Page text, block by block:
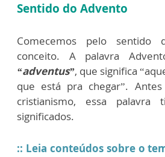
Sentido do Advento
Comecemos pelo
conceito. A palavra
“adventus”, que significa
que está pra chegar”.
cristianismo, essa palavra
significados.
:: Leia conteúdos sobre o